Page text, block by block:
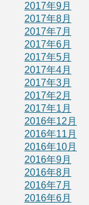
2017年9月
2017年8月
2017年7月
2017年6月
2017年5月
2017年4月
2017年3月
2017年2月
2017年1月
2016年12月
2016年11月
2016年10月
2016年9月
2016年8月
2016年7月
2016年6月